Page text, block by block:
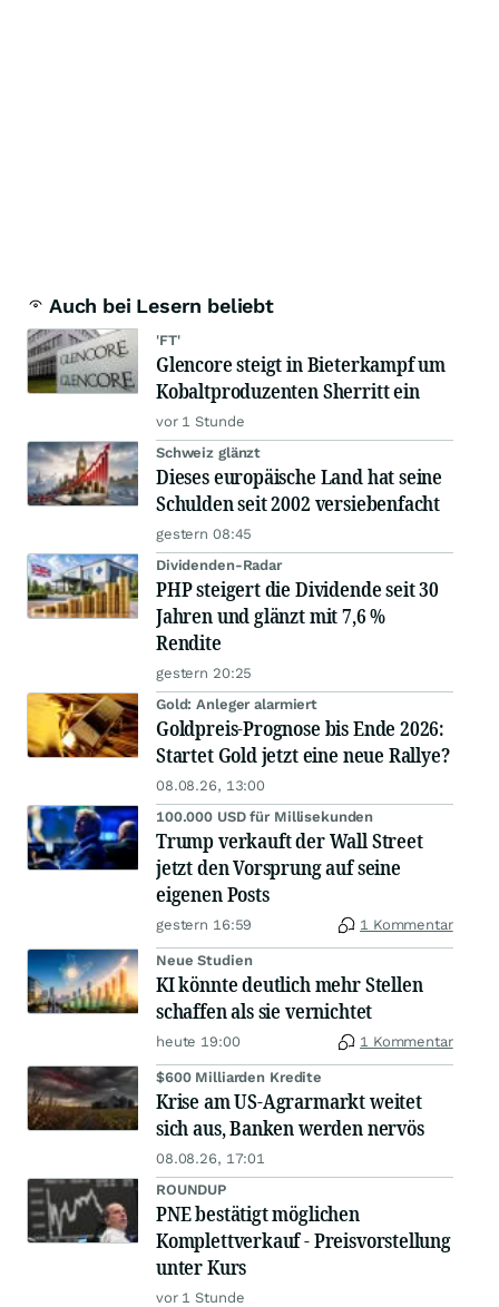
Auch bei Lesern beliebt
'FT'
Glencore steigt in Bieterkampf um
Kobaltproduzenten Sherritt ein
vor 1 Stunde
Schweiz glänzt
Dieses europäische Land hat seine
Schulden seit 2002 versiebenfacht
gestern 08:45
Dividenden-Radar
PHP steigert die Dividende seit 30
Jahren und glänzt mit 7,6 %
Rendite
gestern 20:25
Gold: Anleger alarmiert
Goldpreis-Prognose bis Ende 2026:
Startet Gold jetzt eine neue Rallye?
08.08.26, 13:00
100.000 USD für Millisekunden
Trump verkauft der Wall Street
jetzt den Vorsprung auf seine
eigenen Posts
gestern 16:59 1 Kommentar
Neue Studien
KI könnte deutlich mehr Stellen
schaffen als sie vernichtet
heute 19:00 1 Kommentar
$600 Milliarden Kredite
Krise am US-Agrarmarkt weitet
sich aus, Banken werden nervös
08.08.26, 17:01
ROUNDUP
PNE bestätigt möglichen
Komplettverkauf - Preisvorstellung
unter Kurs
vor 1 Stunde